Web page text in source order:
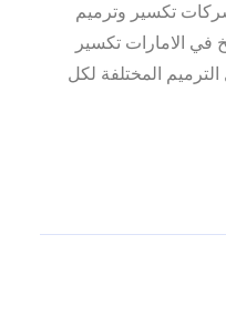
|0557821580 نحن اكبر شركات تكسير وترميم
في الامارات تكسير
المختلفة لكل